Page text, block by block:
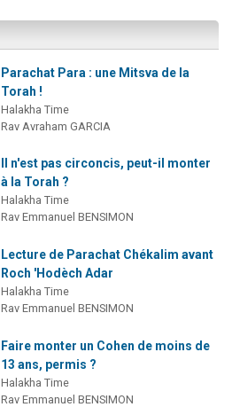
Parachat Para : une Mitsva de la
Torah !
Halakha Time
Rav Avraham GARCIA
Il n'est pas circoncis, peut-il monter
à la Torah ?
Halakha Time
Rav Emmanuel BENSIMON
Lecture de Parachat Chékalim avant
Roch 'Hodèch Adar
Halakha Time
Rav Emmanuel BENSIMON
Faire monter un Cohen de moins de
13 ans, permis ?
Halakha Time
Rav Emmanuel BENSIMON